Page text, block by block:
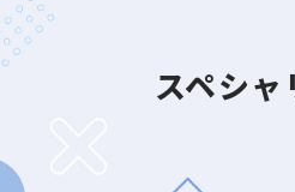
スペシャ